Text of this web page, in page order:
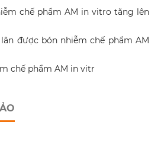
chế phẩm AM in vitro tăng lên
được bón nhiễm chế phẩm AM
chế phẩm AM in vitr